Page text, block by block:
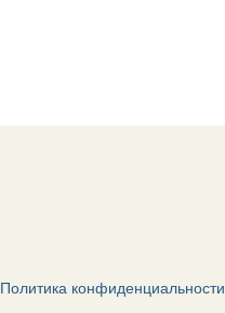
Политика конфиденциальности